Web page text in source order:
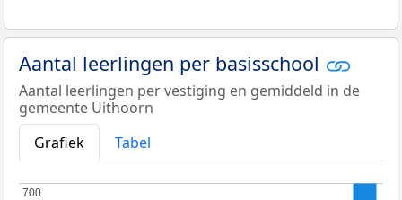
Aantal leerlingen per basisschool
Aantal leerlingen per vestiging en gemiddeld in de
gemeente Uithoorn
Grafiek
Tabel
700
700